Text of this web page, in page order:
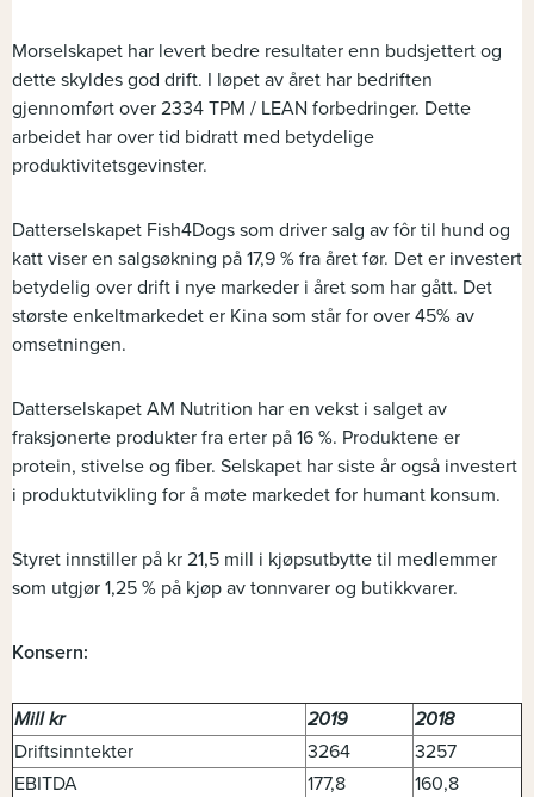
Morselskapet har levert bedre resultater enn budsjettert og
dette skyldes god drift. I løpet av året har bedriften
gjennomført over 2334 TPM / LEAN forbedringer. Dette
arbeidet har over tid bidratt med betydelige
produktivitetsgevinster.
Datterselskapet Fish4Dogs som driver salg av fôr til hund og
katt viser en salgsøkning på 17,9 % fra året før. Det er investert
betydelig over drift i nye markeder i året som har gått. Det
største enkeltmarkedet er Kina som står for over 45% av
omsetningen.
Datterselskapet AM Nutrition har en vekst i salget av
fraksjonerte produkter fra erter på 16 %. Produktene er
protein, stivelse og fiber. Selskapet har siste år også investert
i produktutvikling for å møte markedet for humant konsum.
Styret innstiller på kr 21,5 mill i kjøpsutbytte til medlemmer
som utgjør 1,25 % på kjøp av tonnvarer og butikkvarer.
Konsern:
Mill kr 2019
2018
Driftsinntekter
3264
3257
EBITDA
177,8
160,8